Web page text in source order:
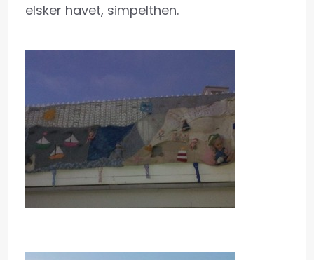
elsker havet, simpelthen.